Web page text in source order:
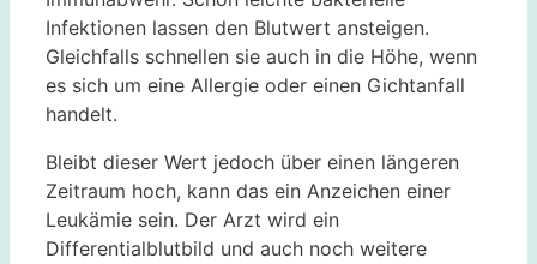
Infektionen lassen den Blutwert ansteigen.
Gleichfalls schnellen sie auch in die Höhe, wenn
es sich um eine Allergie oder einen Gichtanfall
handelt.
Bleibt dieser Wert jedoch über einen längeren
Zeitraum hoch, kann das ein Anzeichen einer
Leukämie sein. Der Arzt wird ein
Differentialblutbild und auch noch weitere